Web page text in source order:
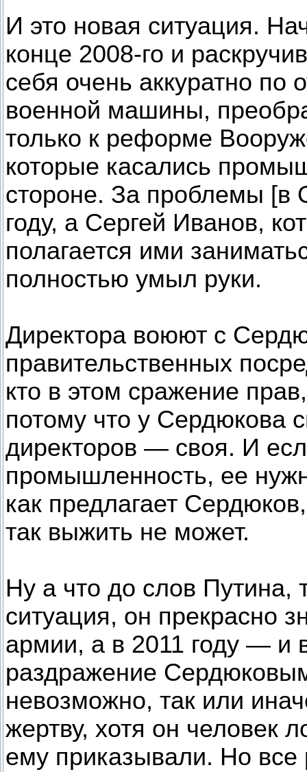
И это новая ситуация.
конце 2008-го и
себя очень аккуратно по
военной машины,
только к реформе
которые касались
стороне. За проблемы [в
году, а Сергей Иванов,
полагается ими
полностью умыл руки.
Директора воюют с
правительственных
кто в этом сражение
потому что у Сердюкова
директоров — своя. И
промышленность, ее
как предлагает
так выжить не может.
Ну а что до слов Путина,
ситуация, он прекрасно
армии, а в 2011 году — и
раздражение
невозможно, так или
жертву, хотя он человек
ему приказывали. Но все